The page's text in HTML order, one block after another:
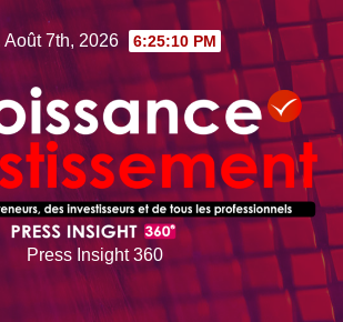
Août 7th, 2026 6:25:11 PM
Press Insight 360